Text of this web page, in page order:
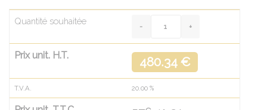
Quantité souhaitée
Prix unit. H.T. 480.34 €
T.V.A. 20.00 %